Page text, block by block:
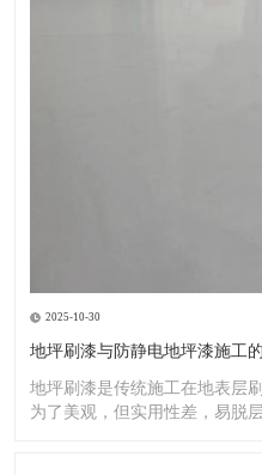
2025-10-30
地坪刷漆与防静电地坪漆施工
地坪刷漆是传统施工在地表层
为了美观，但实用性差，易脱